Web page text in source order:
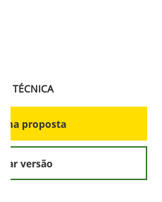
TÉCNICA
proposta
versão